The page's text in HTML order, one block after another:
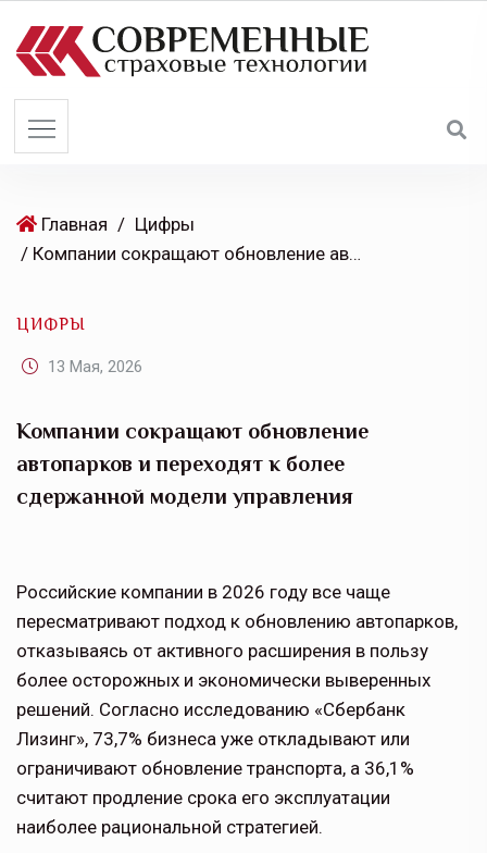
Главная / Цифры
/ Компании сокращают обновление автопарков и переходят к более сдержанной модели управления
ЦИФРЫ
13 Мая, 2026
Компании сокращают обновление
автопарков и переходят к более
сдержанной модели управления
Российские компании в 2026 году все чаще
пересматривают подход к обновлению автопарков,
отказываясь от активного расширения в пользу
более осторожных и экономически выверенных
решений. Согласно исследованию «Сбербанк
Лизинг», 73,7% бизнеса уже откладывают или
ограничивают обновление транспорта, а 36,1%
считают продление срока его эксплуатации
наиболее рациональной стратегией.